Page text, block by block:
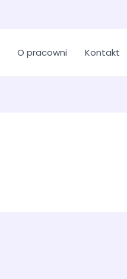
O pracowni Kontakt